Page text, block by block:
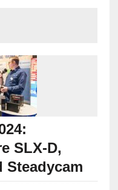
SLX-D,
Steadycam